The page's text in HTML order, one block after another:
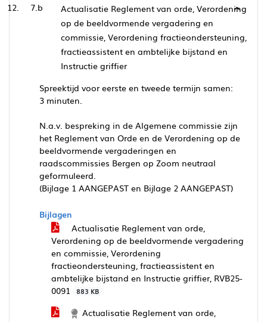
7.b
Actualisatie Reglement van orde, Verordening
op de beeldvormende vergadering en
commissie, Verordening fractieondersteuning,
fractieassistent en ambtelijke bijstand en
Instructie griffier
Spreektijd voor eerste en tweede termijn samen:
3 minuten.
N.a.v. bespreking in de Algemene commissie zijn
het Reglement van Orde en de Verordening op de
beeldvormende vergaderingen en
raadscommissies Bergen op Zoom neutraal
geformuleerd.
(Bijlage 1 AANGEPAST en Bijlage 2 AANGEPAST)
Bijlagen
Actualisatie Reglement van orde,
Verordening op de beeldvormende vergadering
en commissie, Verordening
fractieondersteuning, fractieassistent en
ambtelijke bijstand en Instructie griffier, RVB25-
0091
883 KB
Actualisatie Reglement van orde,